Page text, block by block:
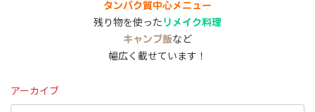
タンパク質中心メニュー
残り物を使った リメイク料理
キャンプ飯など
幅広く載せています！
アーカイブ